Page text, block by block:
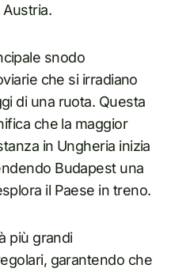
snodo
che si irradiano
di una ruota. Questa
che la maggior
in Ungheria inizia
Budapest una
il Paese in treno.
più grandi
garantendo che